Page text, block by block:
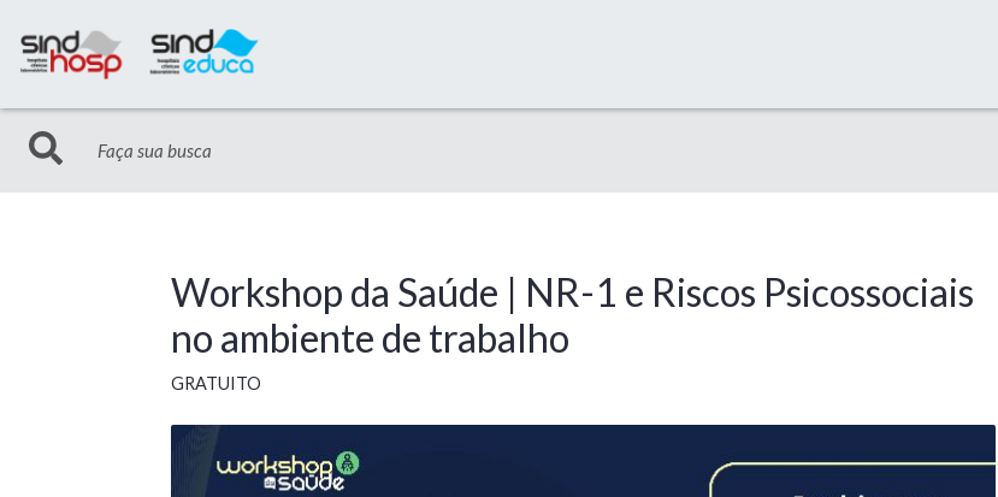
Workshop da Saúde | NR-1 e Riscos Psicossociais
no ambiente de trabalho
GRATUITO